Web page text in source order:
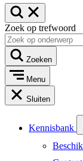
Zoek op trefwoord
Zoeken
Menu
Sluiten
Kennisbank